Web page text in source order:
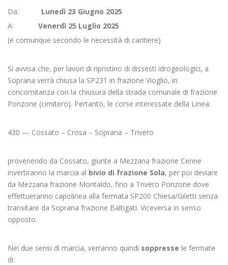
Da: Lunedì 23 Giugno 2025
A: Venerdì 25 Luglio 2025
(e comunque secondo le necessità di cantiere)
Si avvisa che, per lavori di ripristino di dissesti idrogeologici, a
Soprana verrà chiusa la SP231 in frazione Vioglio, in
concomitanza con la chiusura della strada comunale di frazione
Ponzone (cimitero). Pertanto, le corse interessate della Linea:
430 — Cossato – Crosa – Soprana – Trivero
provenendo da Cossato, giunte a Mezzana frazione Cereie
invertiranno la marcia al bivio di frazione Sola, per poi deviare
da Mezzana frazione Montaldo, fino a Trivero Ponzone dove
effettueranno capolinea alla fermata SP200 Chiesa/Giletti senza
transitare da Soprana frazione Baltigati. Viceversa in senso
opposto.
Nei due sensi di marcia, verranno quindi soppresse le fermate
di: